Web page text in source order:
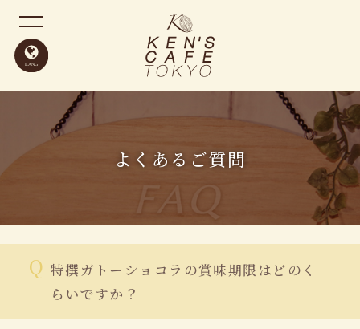
よくあるご質問
特撰ガトーショコラの賞味期限はどのく
らいですか？